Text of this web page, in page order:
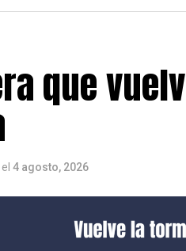
que
el 4 agosto, 2026